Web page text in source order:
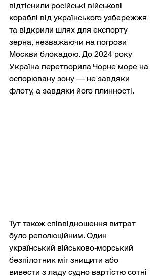
відтіснили російські військові
кораблі від українського узбережжя
та відкрили шлях для експорту
зерна, незважаючи на погрози
Москви блокадою. До 2024 року
Україна перетворила Чорне море на
оспорювану зону — не завдяки
флоту, а завдяки його плинності.
Тут також співвідношення витрат
було революційним. Один
український військово-морський
безпілотник міг знищити або
вивести з ладу судно вартістю сотні